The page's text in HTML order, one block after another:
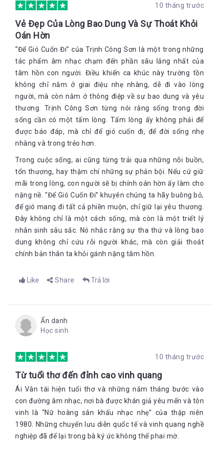
10 tháng trước
Vẻ Đẹp Của Lòng Bao Dung Và Sự Thoát Khỏi
Oán Hờn
“Để Gió Cuốn Đi” của Trịnh Công Sơn là một trong những
tác phẩm âm nhạc chạm đến phần sâu lắng nhất của
tâm hồn con người. Điều khiến ca khúc này trường tồn
không chỉ nằm ở giai điệu nhẹ nhàng, dễ đi vào lòng
người, mà còn nằm ở thông điệp về sự bao dung và yêu
thương. Trịnh Công Sơn từng nói rằng sống trong đời
sống cần có một tấm lòng. Tấm lòng ấy không phải để
được báo đáp, mà chỉ để gió cuốn đi, để đời sống nhẹ
nhàng và trong trẻo hơn.
Trong cuộc sống, ai cũng từng trải qua những nỗi buồn,
tổn thương, hay thậm chí những sự phản bội. Nếu cứ giữ
mãi trong lòng, con người sẽ bị chính oán hờn ấy làm cho
nặng nề. “Để Gió Cuốn Đi” khuyên chúng ta hãy buông bỏ,
để gió mang đi tất cả phiền muộn, chỉ giữ lại yêu thương.
Đây không chỉ là một cách sống, mà còn là một triết lý
nhân sinh sâu sắc. Nó nhắc rằng sự tha thứ và lòng bao
dung không chỉ cứu rỗi người khác, mà còn giải thoát
chính bản thân ta khỏi gánh nặng tâm hồn.
Like Share Trả lời
Ẩn danh
Học sinh
10 tháng trước
Từ tuổi thơ đến đỉnh cao vinh quang
Ái Vân tái hiện tuổi thơ và những năm tháng bước vào
con đường âm nhạc, nơi bà được khán giả yêu mến và tôn
vinh là “Nữ hoàng sân khấu nhạc nhẹ” của thập niên
1980. Những chuyến lưu diễn quốc tế và vinh quang nghề
nghiệp đã để lại trong bà ký ức không thể phai mờ.